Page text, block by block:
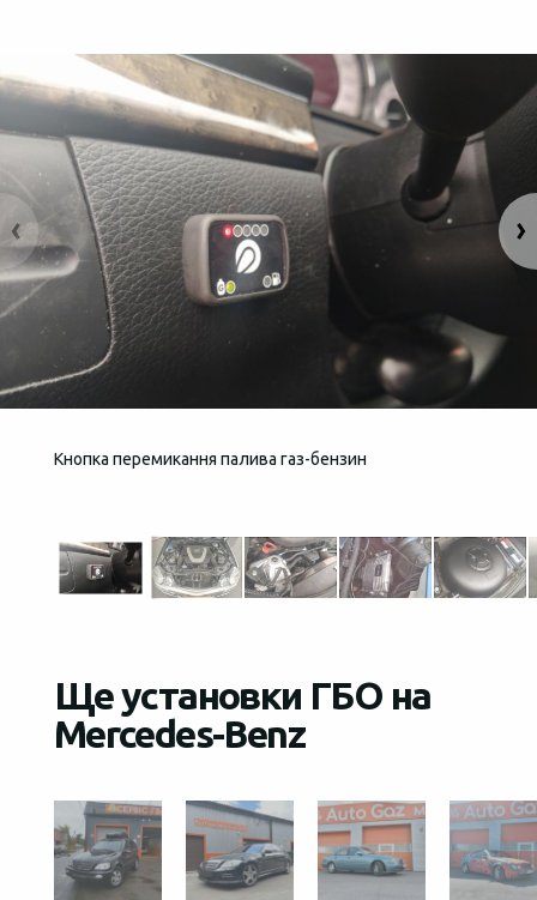
Кнопка перемикання палива газ-бензин
Ще установки ГБО на
Mercedes-Benz